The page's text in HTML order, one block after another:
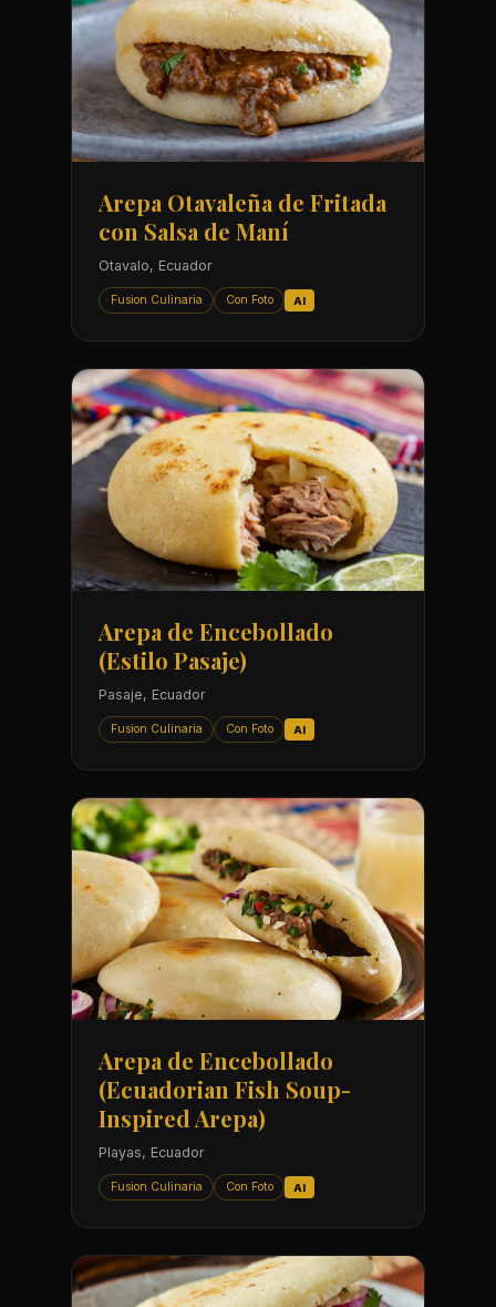
Arepa Otavaleña de Fritada
con Salsa de Maní
Otavalo, Ecuador
Fusion Culinaria Con Foto AI
Arepa de Encebollado
(Estilo Pasaje)
Pasaje, Ecuador
Fusion Culinaria Con Foto AI
Arepa de Encebollado
(Ecuadorian Fish Soup-
Inspired Arepa)
Playas, Ecuador
Fusion Culinaria Con Foto AI